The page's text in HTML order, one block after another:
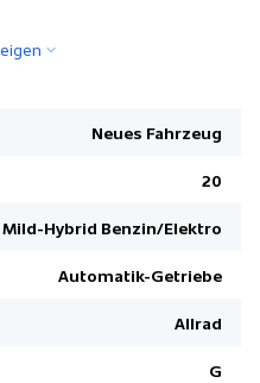
schwarz
Neues Fahrzeug
20
Mild-Hybrid Benzin/Elektro
Automatik-Getriebe
Allrad
G